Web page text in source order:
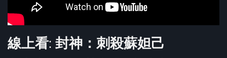
線上看: 封神：刺殺蘇妲己